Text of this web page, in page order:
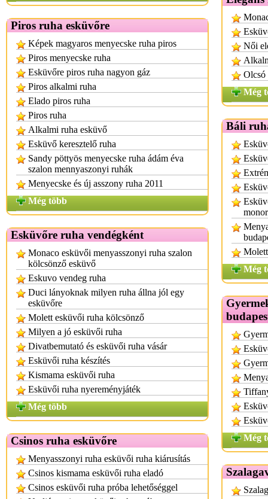
Piros ruha esküvőre
Képek magyaros menyecske ruha piros
Piros menyecske ruha
Esküvőre piros ruha nagyon gáz
Piros alkalmi ruha
Elado piros ruha
Piros ruha
Alkalmi ruha esküvő
Esküvő keresztelő ruha
Sandy pöttyös menyecske ruha ádám éva
szalon mennyaszonyi ruhák
Menyecske és új asszony ruha 2011
Még több
Esküvőre ruha vendégként
Monaco esküvői menyasszonyi ruha szalon
kölcsönző esküvő
Eskuvo vendeg ruha
Duci lányoknak milyen ruha állna jól egy
esküvőre
Molett esküvői ruha kölcsönző
Milyen a jó esküvői ruha
Divatbemutató és esküvői ruha vásár
Esküvői ruha készítés
Kismama esküvői ruha
Esküvői ruha nyereményjáték
Még több
Csinos ruha esküvőre
Menyasszonyi ruha esküvői ruha kiárusítás
Csinos kismama esküvői ruha eladó
Csinos esküvői ruha próba lehetőséggel
Női
Olcsó
Még
Báli
Még
Még